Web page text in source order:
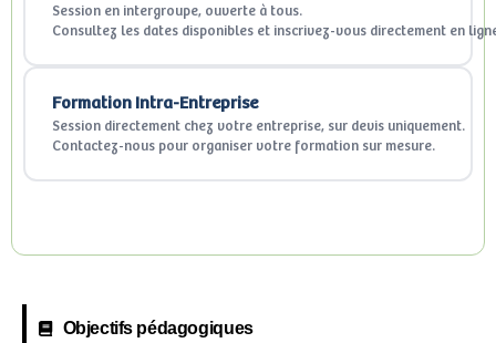
Session en intergroupe, ouverte à tous.
Consultez les dates disponibles et inscrivez-vous directement en
Formation Intra-Entreprise
Session directement chez votre entreprise, sur devis uniquement.
Contactez-nous pour organiser votre formation sur mesure.
Objectifs pédagogiques